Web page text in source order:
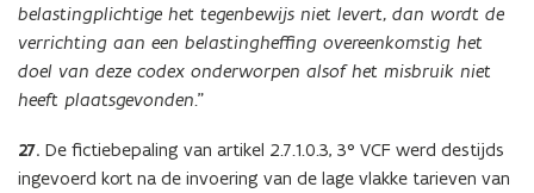
belastingplichtige het tegenbewijs niet levert, dan wordt de
verrichting aan een belastingheffing overeenkomstig het
doel van deze codex onderworpen alsof het misbruik niet
heeft plaatsgevonden.”
27. De fictiebepaling van artikel 2.7.1.0.3, 3° VCF werd destijds
ingevoerd kort na de invoering van de lage vlakke tarieven van